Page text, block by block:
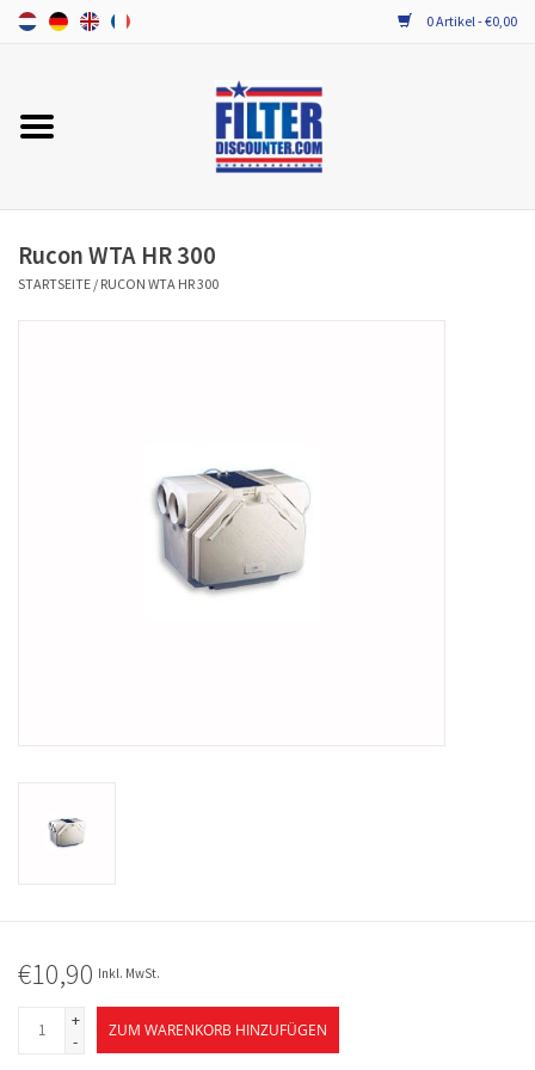
0 Artikel - €0,00
Startseite
PROBIOTIKA WARTUNG
Rucon WTA HR 300
STARTSEITE / RUCON WTA HR 300
€10,90 Inkl. MwSt.
+
-
ZUM WARENKORB HINZUFÜGEN